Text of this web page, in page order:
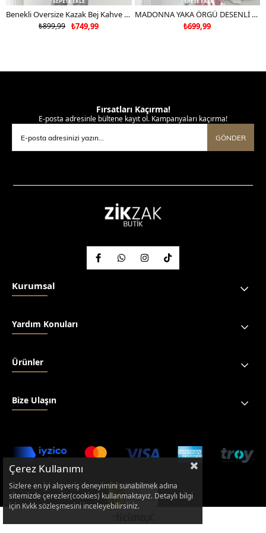
Benekli Oversize Kazak Bej Kahve 2043
₺749,99
₺899,99
MADONNA YAKA ÖRGÜ DESENLİ KAZAK BORDO
₺699,99
Fırsatları Kaçırma!
E-posta adresinle bültene kayıt ol. Kampanyaları kaçırma!
GÖNDER
Kurumsal
Yardım Konuları
Ürünler
Bize Ulaşın
Çerez Kullanımı
Sizlere en iyi alışveriş deneyimini sunabilmek adına
sitemizde çerezler(cookies) kullanmaktayız. Detaylı bilgi
için Kvkk sözleşmesini inceleyebilirsiniz.